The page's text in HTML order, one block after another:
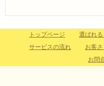
トップページ 選ばれ
サービスの流れ
お客
お問